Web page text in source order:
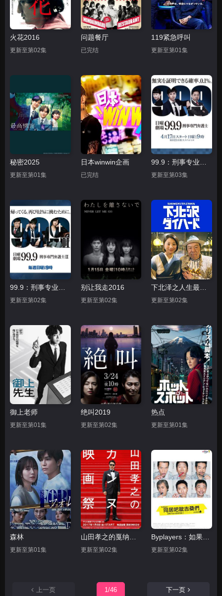
火花2016
更新至第02集
问题餐厅
已完结
119紧急呼叫
更新至第01集
秘密2025
更新至第01集
日本winwin企画
已完结 更新至第03集
更新至第02集
别让我走2016
更新至第02集 更新至第02集
御上老师
更新至第01集
绝叫2019
更新至第02集
热点
更新至第01集
森林
更新至第01集
山田孝之的戛纳电影节
更新至第02集
Byplayers：如果这6名配角共同生活的话
更新至第02集
上一页 1/46 下一页